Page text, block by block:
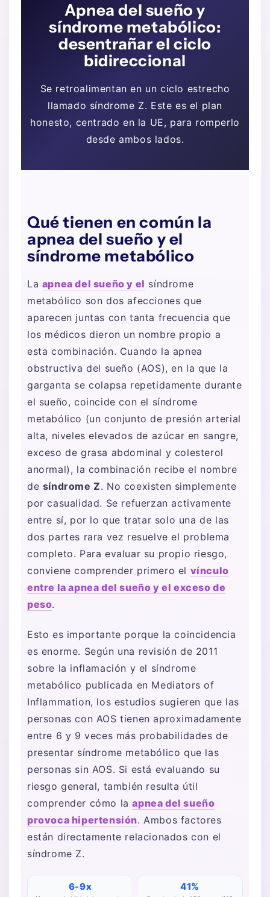
Apnea del sueño y
síndrome metabólico:
desentrañar el ciclo
bidireccional
Se retroalimentan en un ciclo estrecho
llamado síndrome Z. Este es el plan
honesto, centrado en la UE, para romperlo
desde ambos lados.
Qué tienen en común la
apnea del sueño y el
síndrome metabólico
La apnea del sueño y el síndrome
metabólico son dos afecciones que
aparecen juntas con tanta frecuencia que
los médicos dieron un nombre propio a
esta combinación. Cuando la apnea
obstructiva del sueño (AOS), en la que la
garganta se colapsa repetidamente durante
el sueño, coincide con el síndrome
metabólico (un conjunto de presión arterial
alta, niveles elevados de azúcar en sangre,
exceso de grasa abdominal y colesterol
anormal), la combinación recibe el nombre
de síndrome Z. No coexisten simplemente
por casualidad. Se refuerzan activamente
entre sí, por lo que tratar solo una de las
dos partes rara vez resuelve el problema
completo. Para evaluar su propio riesgo,
conviene comprender primero el vínculo
entre la apnea del sueño y el exceso de
peso.
Esto es importante porque la coincidencia
es enorme. Según una revisión de 2011
sobre la inflamación y el síndrome
metabólico publicada en Mediators of
Inflammation, los estudios sugieren que las
personas con AOS tienen aproximadamente
entre 6 y 9 veces más probabilidades de
presentar síndrome metabólico que las
personas sin AOS. Si está evaluando su
riesgo general, también resulta útil
comprender cómo laapnea del sueño
provoca hipertensión. Ambos factores
están directamente relacionados con el
síndrome Z.
6-9x 41%